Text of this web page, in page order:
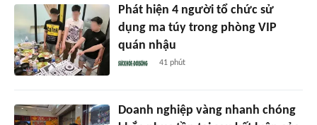
Phát hiện 4 người tổ chức sử
dụng ma túy trong phòng VIP
quán nhậu
41 phút
Doanh nghiệp vàng nhanh chóng